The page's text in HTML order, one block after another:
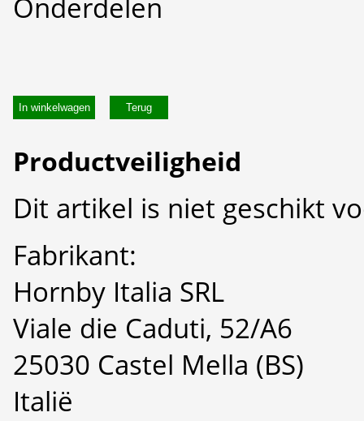
Onderdelen
In winkelwagen
Productveiligheid
Dit artikel is niet geschikt
Fabrikant:
Hornby Italia SRL
Viale die Caduti, 52/A6
25030 Castel Mella (BS)
Italië